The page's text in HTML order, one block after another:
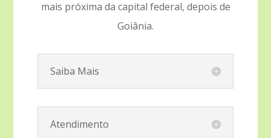
mais próxima da capital federal, depois de
Goiânia.
Saiba Mais
Atendimento